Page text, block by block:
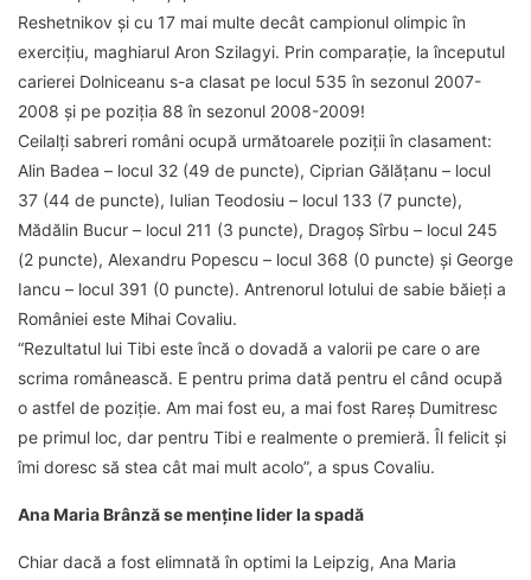
Reshetnikov şi cu 17 mai multe decât campionul olimpic în
exerciţiu, maghiarul Aron Szilagyi. Prin comparaţie, la începutul
carierei Dolniceanu s-a clasat pe locul 535 în sezonul 2007-
2008 şi pe poziţia 88 în sezonul 2008-2009!
Ceilalţi sabreri români ocupă următoarele poziţii în clasament:
Alin Badea – locul 32 (49 de puncte), Ciprian Gălăţanu – locul
37 (44 de puncte), Iulian Teodosiu – locul 133 (7 puncte),
Mădălin Bucur – locul 211 (3 puncte), Dragoş Sîrbu – locul 245
(2 puncte), Alexandru Popescu – locul 368 (0 puncte) şi George
Iancu – locul 391 (0 puncte). Antrenorul lotului de sabie băieţi a
României este Mihai Covaliu.
“Rezultatul lui Tibi este încă o dovadă a valorii pe care o are
scrima românească. E pentru prima dată pentru el când ocupă
o astfel de poziţie. Am mai fost eu, a mai fost Rareş Dumitresc
pe primul loc, dar pentru Tibi e realmente o premieră. Îl felicit şi
îmi doresc să stea cât mai mult acolo”, a spus Covaliu.
Ana Maria Brânză se menţine lider la spadă
Chiar dacă a fost elimnată în optimi la Leipzig, Ana Maria